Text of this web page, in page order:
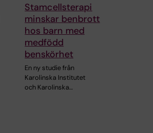
Stamcellsterapi
minskar benbrott
hos barn med
medfödd
benskörhet
En ny studie från
Karolinska Institutet
och Karolinska…